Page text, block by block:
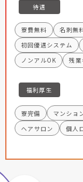
待遇
寮費無料 名刺無
初回優遇システム
ノンアルOK
残業
福利厚生
寮完備 マンショ
ヘアサロン
個人